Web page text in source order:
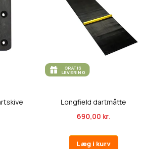
GRATIS
LEVERING
Longfield dartmåtte
690,00 kr.
Læg i kurv